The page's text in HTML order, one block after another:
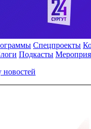
Спецпроекты
Подкасты